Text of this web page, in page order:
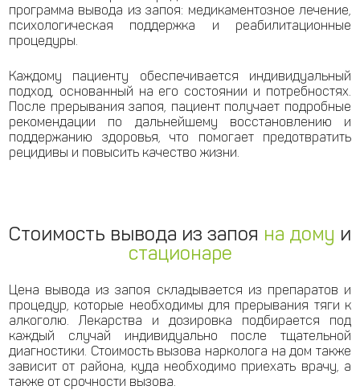
программа вывода из запоя: медикаментозное лечение,
психологическая поддержка и реабилитационные
процедуры.
Каждому пациенту обеспечивается индивидуальный
подход, основанный на его состоянии и потребностях.
После прерывания запоя, пациент получает подробные
рекомендации по дальнейшему восстановлению и
поддержанию здоровья, что помогает предотвратить
рецидивы и повысить качество жизни.
Стоимость вывода из запоя на дому и
стационаре
Цена вывода из запоя складывается из препаратов и
процедур, которые необходимы для прерывания тяги к
алкоголю. Лекарства и дозировка подбирается под
каждый случай индивидуально после тщательной
диагностики. Стоимость вызова нарколога на дом также
зависит от района, куда необходимо приехать врачу, а
также от срочности вызова.